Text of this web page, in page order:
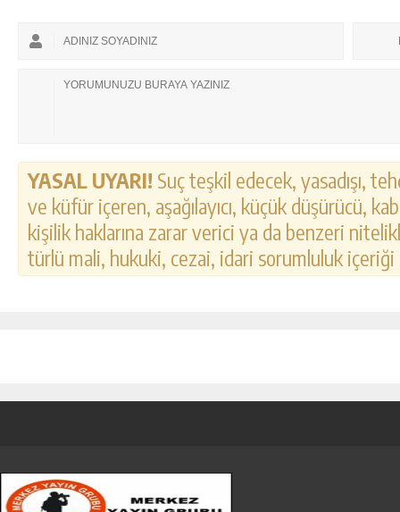
YASAL UYARI! Suç teşkil edecek, yasadışı,
ve küfür içeren, aşağılayıcı, küçük düşürücü,
kişilik haklarına zarar verici ya da benzeri
türlü mali, hukuki, cezai, idari sorumluluk